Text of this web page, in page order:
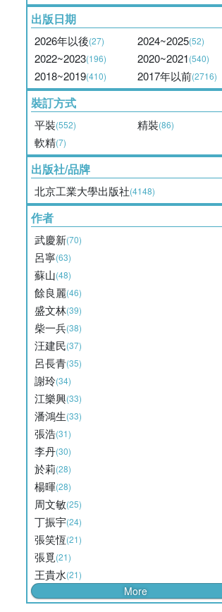
出版日期
2026年以後(27) 2024~2025(52)
2022~2023(196) 2020~2021(540)
2018~2019(410) 2017年以前(2716)
裝訂方式
平裝(552) 精裝(86)
軟精(7)
出版社/品牌
北京工業大學出版社(4148)
作者
武慶新(70)
呂寧(63)
蘇山(48)
餘良麗(46)
盛文林(39)
柴一兵(38)
汪建民(37)
呂長青(35)
謝玲(34)
江樂興(33)
潘鴻生(33)
張浩(31)
李丹(30)
於莉(28)
楊暉(28)
周文敏(25)
丁振宇(24)
張笑恆(21)
張覓(21)
王貴水(21)
More